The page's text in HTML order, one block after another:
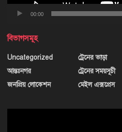
00:00
বিভাগসমূহ
Uncategorized
আন্তঃনগর
জনপ্রিয় লোকেশন
ট্রেনের ভাড়া
ট্রেনের সময়সূচী
মেইল এক্সপ্রেস